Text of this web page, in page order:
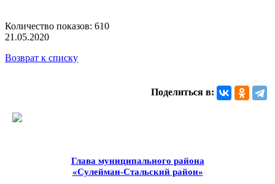
Количество показов: 610
21.05.2020
Возврат к списку
Поделиться в:
Глава муниципального района
«Сулейман-Стальский район»